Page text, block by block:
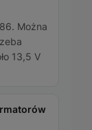
Można
13,5 V